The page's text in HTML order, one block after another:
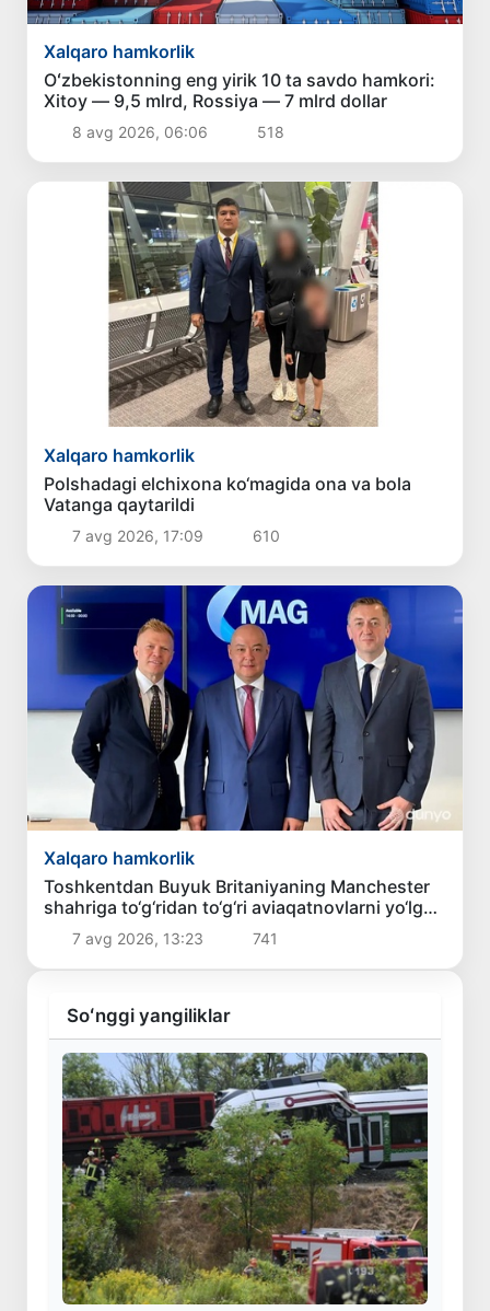
Xalqaro hamkorlik
Oʻzbekistonning eng yirik 10 ta savdo hamkori:
Xitoy — 9,5 mlrd, Rossiya — 7 mlrd dollar
8 avg 2026, 06:06 518
Xalqaro hamkorlik
Polshadagi elchixona ko‘magida ona va bola
Vatanga qaytarildi
7 avg 2026, 17:09 610
Xalqaro hamkorlik
Toshkentdan Buyuk Britaniyaning Manchester
shahriga to‘g‘ridan to‘g‘ri aviaqatnovlarni yo‘lga
qo‘yish masalasi ko‘rib chiqilmoqda
7 avg 2026, 13:23 741
Soʻnggi yangiliklar